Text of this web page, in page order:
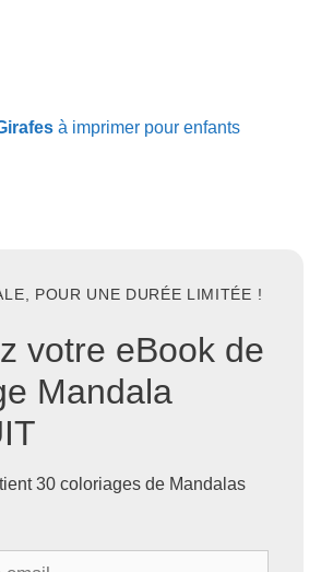
à imprimer pour enfants
POUR UNE DURÉE LIMITÉE !
votre eBook de
Mandala
30 coloriages de Mandalas